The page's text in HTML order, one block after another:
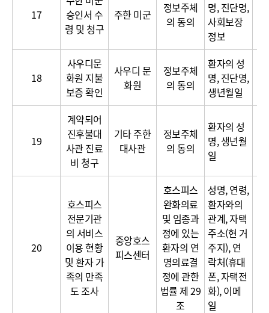
17
승인서 수
령 및 청구
주한 미군
정보주체
의 동의
명, 진단명,
사회보장
정보
18
사우디문
화원 지불
보증 확인
사우디 문
화원
정보주체
의 동의
환자의 성
명, 진단명,
생년월일
19
계약되어
진후불대
사관 진료
비 청구
기타 주한
대사관
정보주체
의 동의
환자의 성
명, 생년월
일
20
호스피스
전문기관
의 서비스
이용 현황
및 환자 가
족의 만족
도 조사
중앙호스
피스센터
호스피스
완화의료
및 임종과
정에 있는
환자의 연
명의료결
정에 관한
법률 제 29
조
성명, 연령,
환자와의
관계, 자택
주소(현 거
주지), 연
락처(휴대
폰, 자택전
화), 이메
일